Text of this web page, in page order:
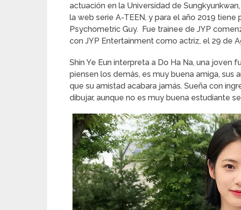
actuación en la Universidad de
la web serie A-TEEN, y para el año 2019
Psychometric Guy. Fue trainee de JYP
con JYP Entertainment como actriz, el 29 de
Shin Ye Eun interpreta a Do Ha Na, una
piensen los demás, es muy buena amiga, sus
que su amistad acabara jamás. Sueña con
dibujar, aunque no es muy buena estudiante